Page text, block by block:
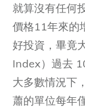
就算沒有任何
價格11年來的
好投資，畢竟
Index）過去
大多數情況下
蕭的單位每年